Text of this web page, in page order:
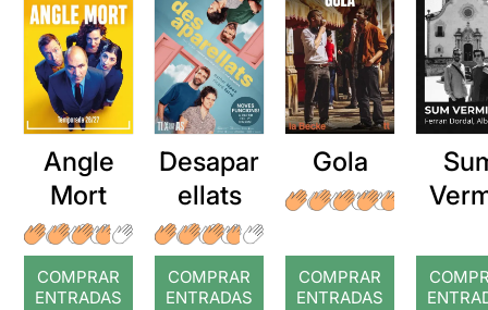
Angle
Mort
COMPRAR
ENTRADAS
Desapar
ellats
COMPRAR
ENTRADAS
Gola
COMPRAR
ENTRADAS